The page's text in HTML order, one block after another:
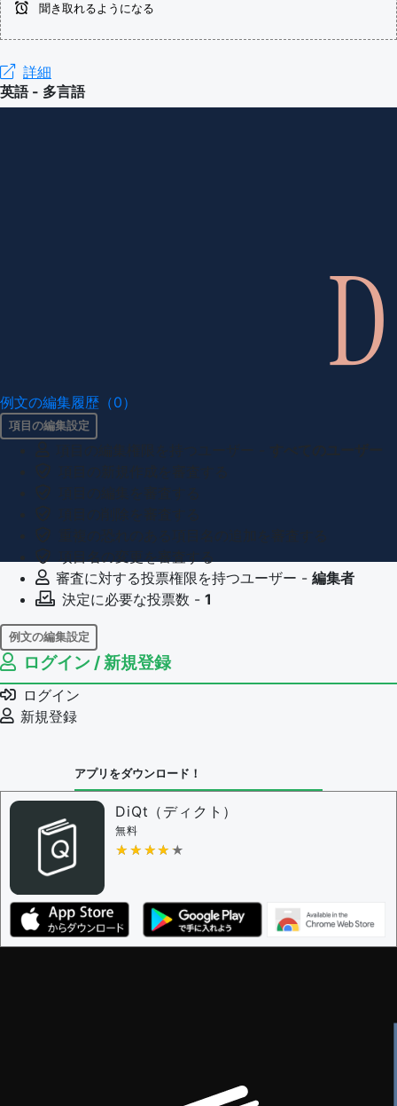
聞き取れるようになる
詳細
英語 - 多言語
例文の編集履歴（0）
項目の編集設定
審査に対する投票権限を持つユーザー - 編集者
決定に必要な投票数 - 1
例文の編集設定
例文の編集権限を持つユーザー -
例文の削除を審査する
審査に対する投票権限を持つユーザー -
決定に必要な投票数 -
問題の編集権限を持つユーザー -すべてのユーザー
審査に対する投票権限を持つユーザー -
決定に必要な投票数 -
編集ガイドライン
ログイン / 新規登録
ログイン
新規登録
アプリをダウンロード！
DiQt（ディクト）
無料
★★★★★
★★★★★